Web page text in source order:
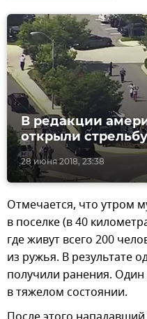
28 июня 2018, 23:38
В редакции
открыли
Отмечается, что утром
в поселке (в 40
где живут всего 200
из ружья. В результате
получили ранения. Один
в тяжелом состоянии.